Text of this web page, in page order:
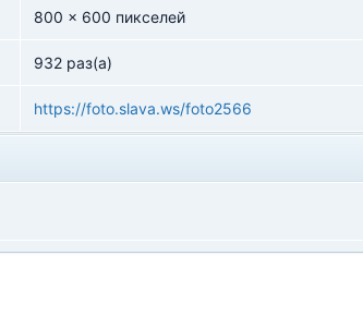
800 x 600 пикселей
932 раз(а)
https://foto.slava.ws/foto2566